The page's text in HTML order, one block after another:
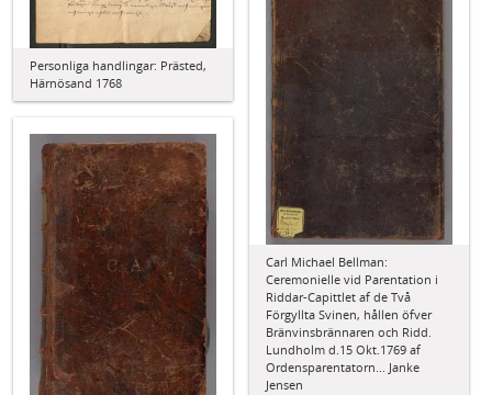
Personliga handlingar: Prästed,
Härnösand 1768
Carl Michael Bellman:
Ceremonielle vid Parentation i
Riddar-Capittlet af de Två
Förgyllta Svinen, hållen öfver
Bränvinsbrännaren och Ridd.
Lundholm d.15 Okt.1769 af
Ordensparentatorn... Janke
Jensen